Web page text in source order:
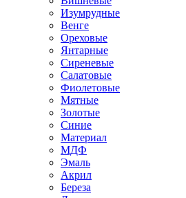
Изумрудные
Венге
Ореховые
Янтарные
Сиреневые
Салатовые
Фиолетовые
Мятные
Золотые
Синие
Материал
МДФ
Эмаль
Акрил
Береза